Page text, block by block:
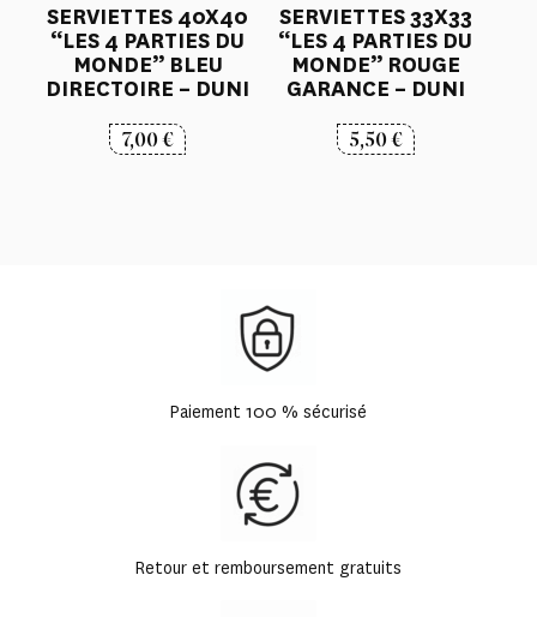
SERVIETTES 40X40
“LES 4 PARTIES DU
MONDE” BLEU
DIRECTOIRE – DUNI
7,00€
SERVIETTES 33X33
“LES 4 PARTIES DU
MONDE” ROUGE
GARANCE – DUNI
5,50€
Paiement 100 % sécurisé
Retour et remboursement gratuits